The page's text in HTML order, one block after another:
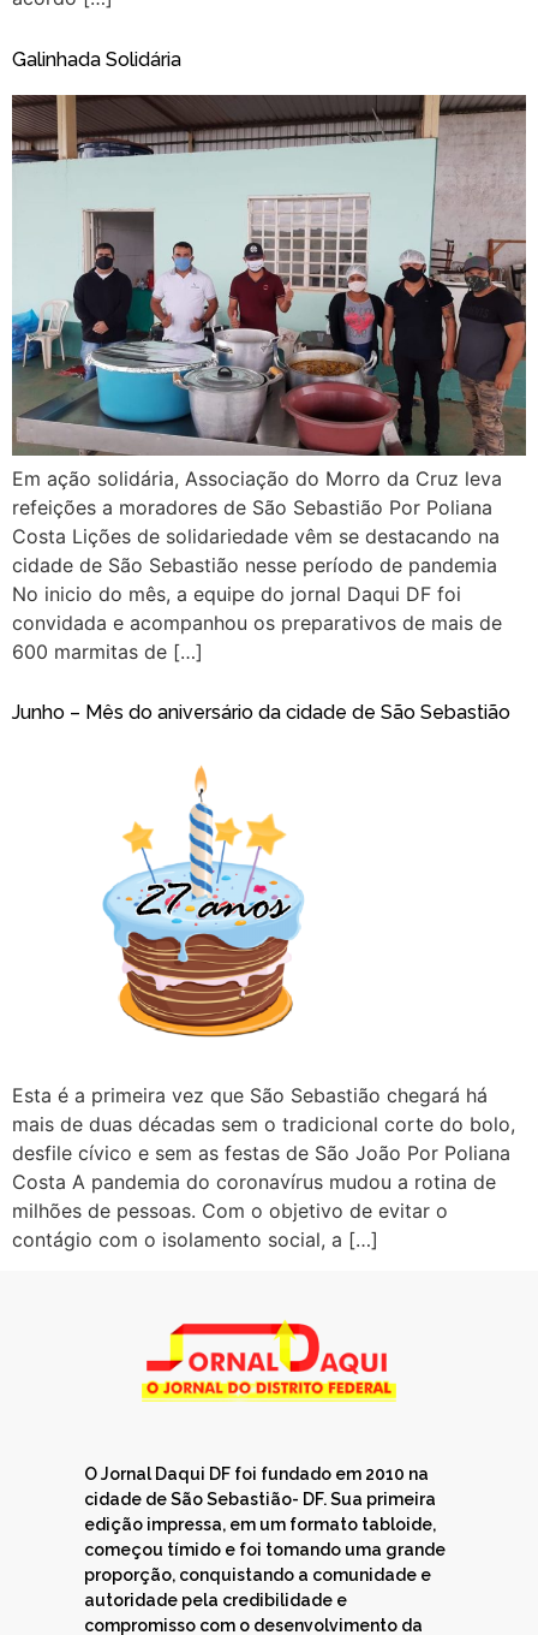
Galinhada Solidária
Em ação solidária, Associação do Morro da Cruz leva
refeições a moradores de São Sebastião Por Poliana
Costa Lições de solidariedade vêm se destacando na
cidade de São Sebastião nesse período de pandemia
No inicio do mês, a equipe do jornal Daqui DF foi
convidada e acompanhou os preparativos de mais de
600 marmitas de […]
Junho – Mês do aniversário da cidade de São Sebastião
Esta é a primeira vez que São Sebastião chegará há
mais de duas décadas sem o tradicional corte do bolo,
desfile cívico e sem as festas de São João Por Poliana
Costa A pandemia do coronavírus mudou a rotina de
milhões de pessoas. Com o objetivo de evitar o
contágio com o isolamento social, a […]
O Jornal Daqui DF foi fundado em 2010 na
cidade de São Sebastião- DF. Sua primeira
edição impressa, em um formato tabloide,
começou tímido e foi tomando uma grande
proporção, conquistando a comunidade e
autoridade pela credibilidade e
compromisso com o desenvolvimento da